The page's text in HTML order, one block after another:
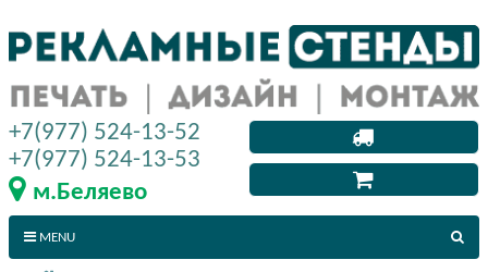
+7(977) 524-13-52
+7(977) 524-13-53
м.Беляево
MENU